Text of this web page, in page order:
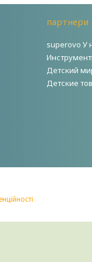
партнери
superovo У
Детский
Детские